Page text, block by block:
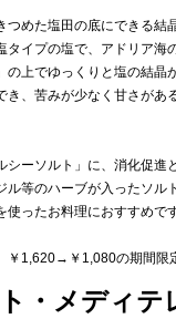
つめた塩田の底にできる結
タイプの塩で、アドリア海
の上でゆっくりと塩の結晶
き、苦みが少なく甘さがあ
シーソルト」に、消化促進
ル等のハーブが入ったソル
使ったお料理におすすめです
1,620→￥1,080の期間限
・メディテ